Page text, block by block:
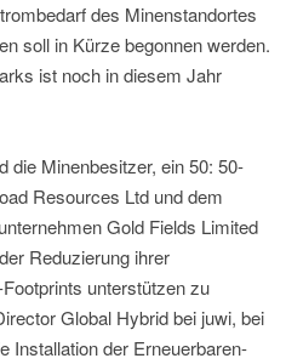
des Minenstandortes
soll in Kürze begonnen werden.
ist noch in diesem Jahr
die Minenbesitzer, ein 50: 50-
Resources Ltd und dem
Gold Fields Limited
Reduzierung ihrer
unterstützen zu
Global Hybrid bei juwi, bei
Installation der Erneuerbaren-